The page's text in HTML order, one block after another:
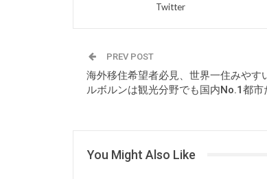
Twitter
PREV POST
海外移住希望者必見、世界一住みやす
ルボルンは観光分野でも国内No.1都市
You Might Also Like